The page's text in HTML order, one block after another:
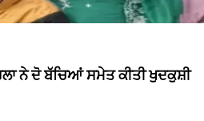
ਨੇ ਦੋ ਬੱਚਿਆਂ ਸਮੇਤ ਕੀਤੀ ਖੁਦਕੁਸ਼ੀ